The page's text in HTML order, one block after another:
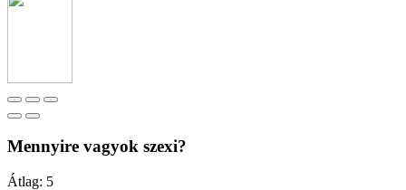
Mennyire vagyok szexi?
Átlag: 5